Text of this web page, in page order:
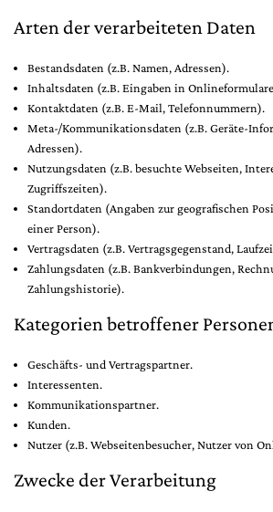
Arten der verarbeiteten Daten
Bestandsdaten (z.B. Namen, Adressen).
Inhaltsdaten (z.B. Eingaben in
Kontaktdaten (z.B. E-Mail, Telefonnummern).
Meta-/Kommunikationsdaten (z.B. Geräte-
Adressen).
Nutzungsdaten (z.B. besuchte Webseiten,
Zugriffszeiten).
Standortdaten (Angaben zur geografischen
einer Person).
Vertragsdaten (z.B. Vertragsgegenstand,
Zahlungsdaten (z.B. Bankverbindungen,
Zahlungshistorie).
Kategorien betroffener
Geschäfts- und Vertragspartner.
Interessenten.
Kommunikationspartner.
Kunden.
Nutzer (z.B. Webseitenbesucher, Nutzer von
Zwecke der Verarbeitung